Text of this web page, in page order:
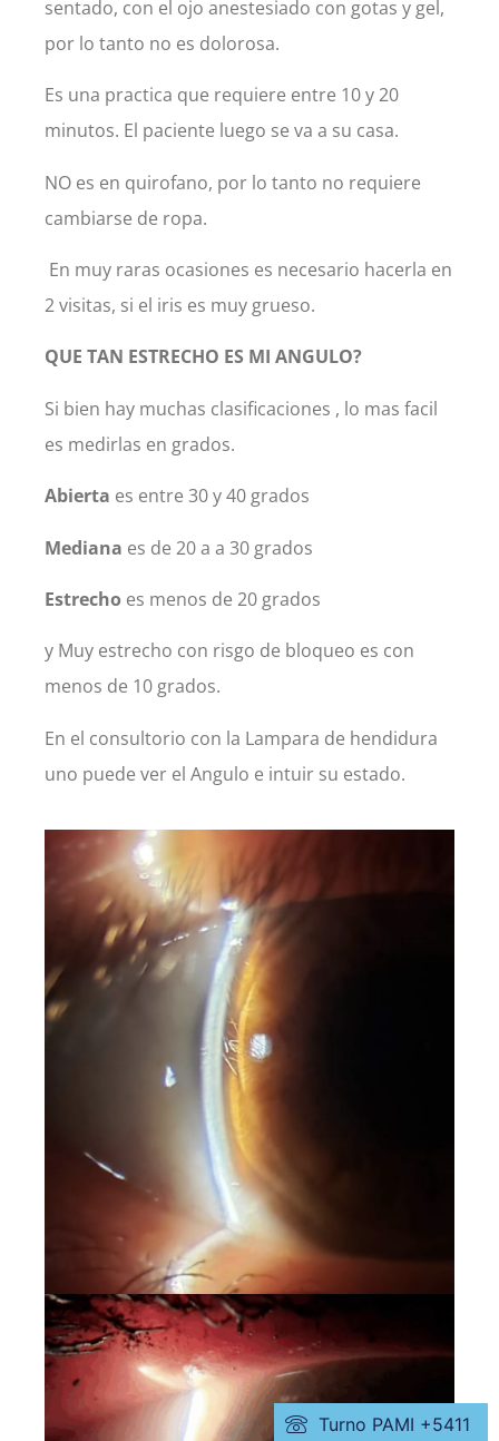
sentado, con el ojo anestesiado con gotas y gel,
por lo tanto no es dolorosa.
Es una practica que requiere entre 10 y 20
minutos. El paciente luego se va a su casa.
NO es en quirofano, por lo tanto no requiere
cambiarse de ropa.
En muy raras ocasiones es necesario hacerla en
2 visitas, si el iris es muy grueso.
QUE TAN ESTRECHO ES MI ANGULO?
Si bien hay muchas clasificaciones , lo mas facil
es medirlas en grados.
Abierta es entre 30 y 40 grados
Mediana es de 20 a a 30 grados
Estrecho es menos de 20 grados
y Muy estrecho con risgo de bloqueo es con
menos de 10 grados.
En el consultorio con la Lampara de hendidura
uno puede ver el Angulo e intuir su estado.
Turno PAMI +5411